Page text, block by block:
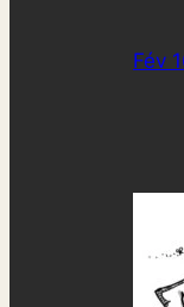
Fév